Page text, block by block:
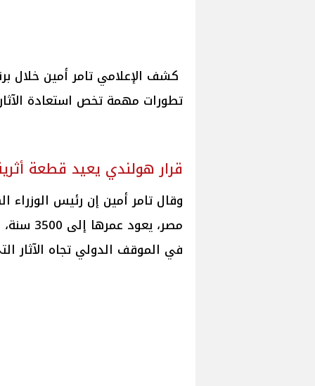
كشف الإعلامي تامر أمين خلال
تطورات مهمة تخص استعادة
قرار هولندي يعيد قطعة أثرية
وقال تامر أمين إن رئيس الوزراء
مصر،
في الموقف الدولي تجاه الآثار